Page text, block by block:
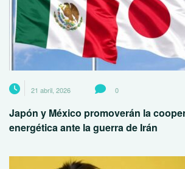
21 abril, 2026 0
Japón y México promoverán la
energética ante la guerra de Irán